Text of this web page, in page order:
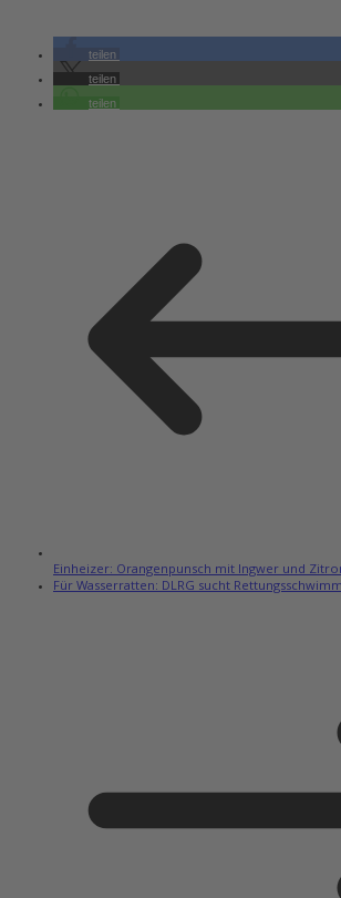
teilen
teilen
teilen
Einheizer: Orangenpunsch mit Ingwer und
Für Wasserratten: DLRG sucht